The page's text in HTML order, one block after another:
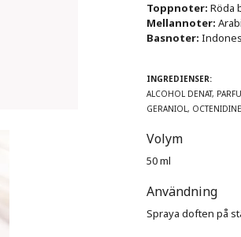
Toppnoter:
Mellannoter:
Basnoter:
INGREDIENSER:
ALCOHOL DENAT,
GERANIOL,
Volym
50 ml
Användning
Spraya doften på